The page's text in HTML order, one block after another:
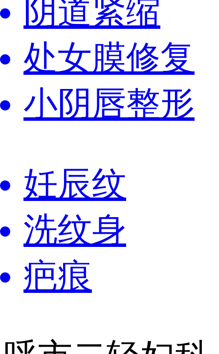
阴道紧缩
处女膜修复
小阴唇整形
妊辰纹
洗纹身
疤痕